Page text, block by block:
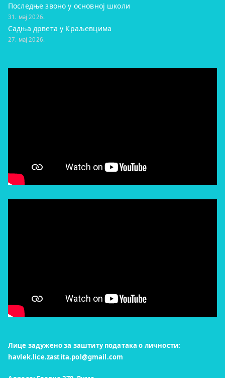
Последње звоно у основној школи
31. мај 2026.
Садња дрвета у Краљевцима
27. мај 2026.
Лице задужено за заштиту података о личности:
havlek.lice.zastita.pol@gmail.com